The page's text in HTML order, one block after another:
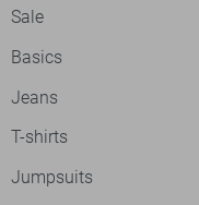
Sale
Basics
Jeans
T-shirts
Jumpsuits